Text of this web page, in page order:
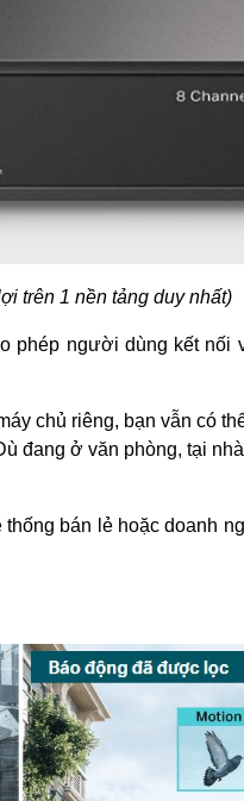
trên 1 nền tảng duy nhất)
người dùng kết nối
chủ riêng, bạn vẫn có
đang ở văn phòng, tại
bán lẻ hoặc doanh